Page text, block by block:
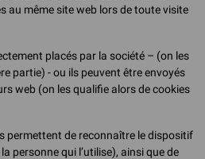
au même site web lors de toute visite
placés par la société – (on les
partie) - ou ils peuvent être envoyés
web (on les qualifie alors de cookies
permettent de reconnaître le dispositif
personne qui l’utilise), ainsi que de